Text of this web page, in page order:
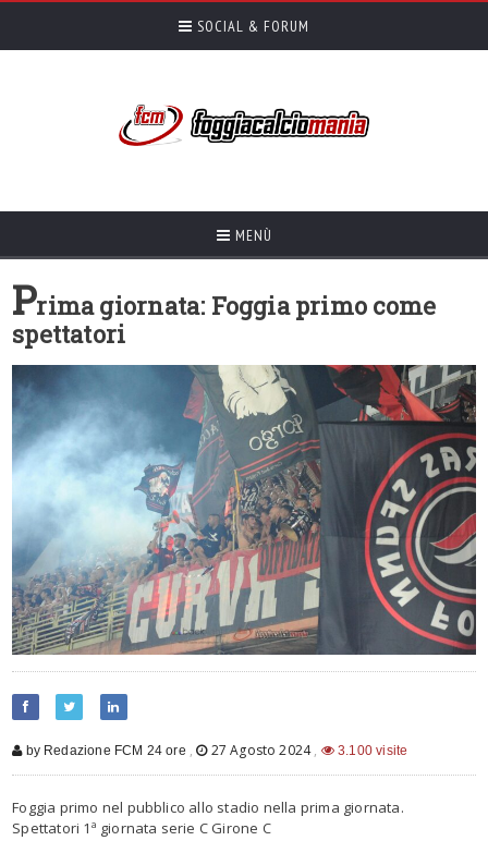
SOCIAL & FORUM
MENÙ
Prima giornata: Foggia primo come
spettatori
by Redazione FCM 24 ore , 27 Agosto 2024, 3.100 visite
Foggia primo nel pubblico allo stadio nella prima giornata.
Spettatori 1ª giornata serie C Girone C